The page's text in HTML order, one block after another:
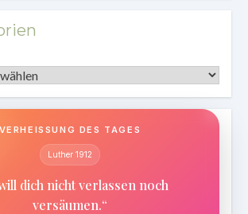
VERHEISSUNG DES TAGES
Luther 1912
dich nicht verlassen noch
versäumen.“